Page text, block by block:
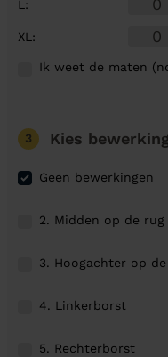
L :
XL :
Ik weet de maten
3 Kies
Geen bewerkingen
2. Midden op de rug
3. Hoogachter op
4. Linkerborst
5. Rechterborst